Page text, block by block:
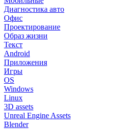
Диагностика авто
Офис
Проектирование
Образ жизни
Текст
Android
Приложения
Игры
OS
Windows
Linux
3D assets
Unreal Engine Assets
Blender